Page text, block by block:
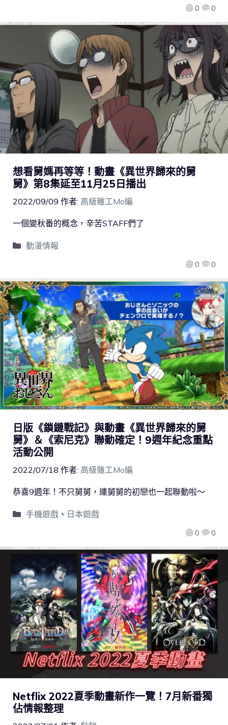
0 0
想看舅媽再等等！動畫《異世界歸來的舅
舅》第8集延至11月25日播出
2022/09/09 作者: 高級雜工Mo編
0 0
一個變秋番的概念，辛苦STAFF們了
動漫情報
日版《鎖鏈戰記》與動畫《異世界歸來的舅
舅》＆《索尼克》聯動確定！9週年紀念重點
活動公開
2022/07/18 作者: 高級雜工Mo編
0 0
恭喜9週年！不只舅舅，連舅舅的初戀也一起聯動啦～
手機遊戲、 日本遊戲
Netflix 2022夏季動畫新作一覽！7月新番獨
佔情報整理